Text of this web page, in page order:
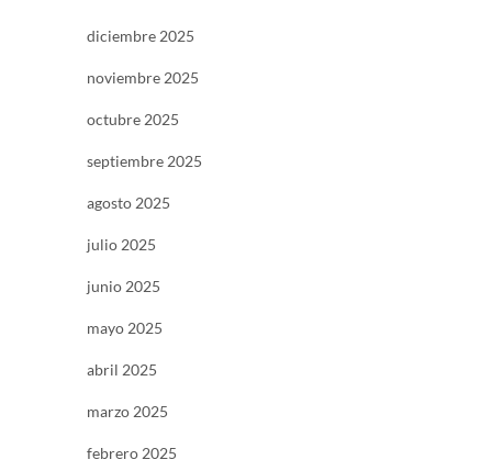
diciembre 2025
noviembre 2025
octubre 2025
septiembre 2025
agosto 2025
julio 2025
junio 2025
mayo 2025
abril 2025
marzo 2025
febrero 2025